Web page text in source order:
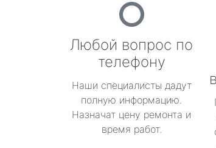
Любой вопрос по
телефону
Наши специалисты дадут
полную информацию.
Назначат цену ремонта и
время работ.